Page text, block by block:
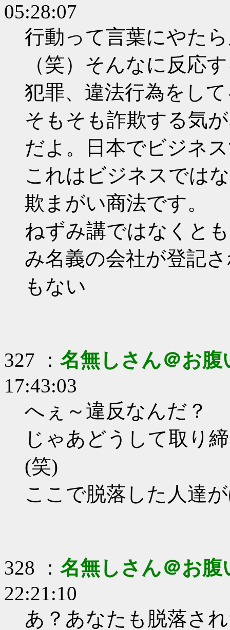
05:28:07
行動って言葉にやた
（笑）そんなに反応
犯罪、違法行為をし
そもそも詐欺する気
だよ。日本でビジネ
これはビジネスでは
欺まがい商法です。
ねずみ講ではなくと
み名義の会社が登記
もない
327 ： 名無しさん＠お腹
17:43:03
へぇ～違反なんだ？
じゃあどうして取り
(笑)
ここで脱落した人達
328 ： 名無しさん＠お腹
22:21:10
あ？あなたも脱落さ